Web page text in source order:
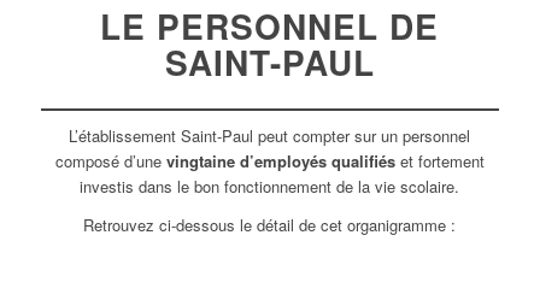
LE PERSONNEL DE
SAINT-PAUL
L’établissement Saint-Paul peut compter sur un personnel
composé d’une vingtaine d’employés qualifiéset fortement
investis dans le bon fonctionnement de la vie scolaire.
Retrouvez ci-dessous le détail de cet organigramme :